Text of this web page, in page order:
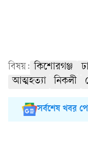
বিষয়: কিশোরগঞ্জ
আত্মহত্যা
নিকলী
সর্বশেষ খবর